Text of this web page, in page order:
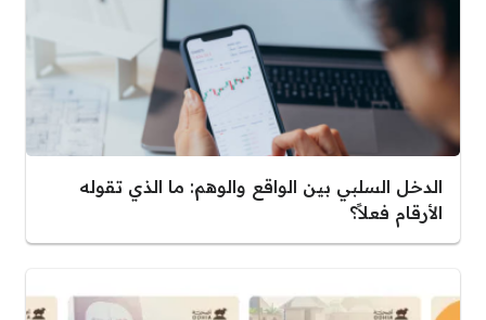
الدخل السلبي بين الواقع والوهم: ما الذي تقوله
الأرقام فعلاً؟